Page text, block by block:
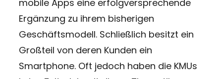
mobile Apps eine erfolgversprechende
Ergänzung zu ihrem bisherigen
Geschäftsmodell. Schließlich besitzt ein
Großteil von deren Kunden ein
Smartphone. Oft jedoch haben die KMUs